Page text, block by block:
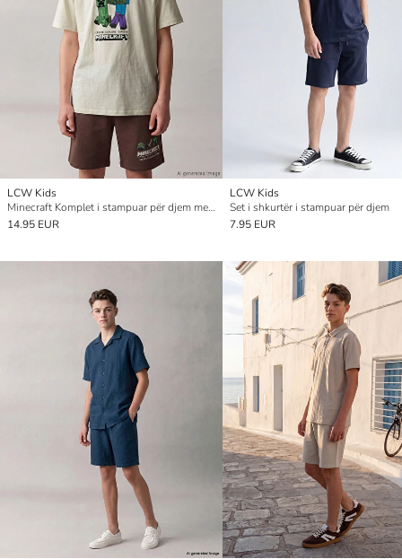
LCW Kids
Minecraft Komplet i stampuar për djem me pantallona të shkurtra
14.95 EUR
LCW Kids
Set i shkurtër i stampuar për djem
7.95 EUR